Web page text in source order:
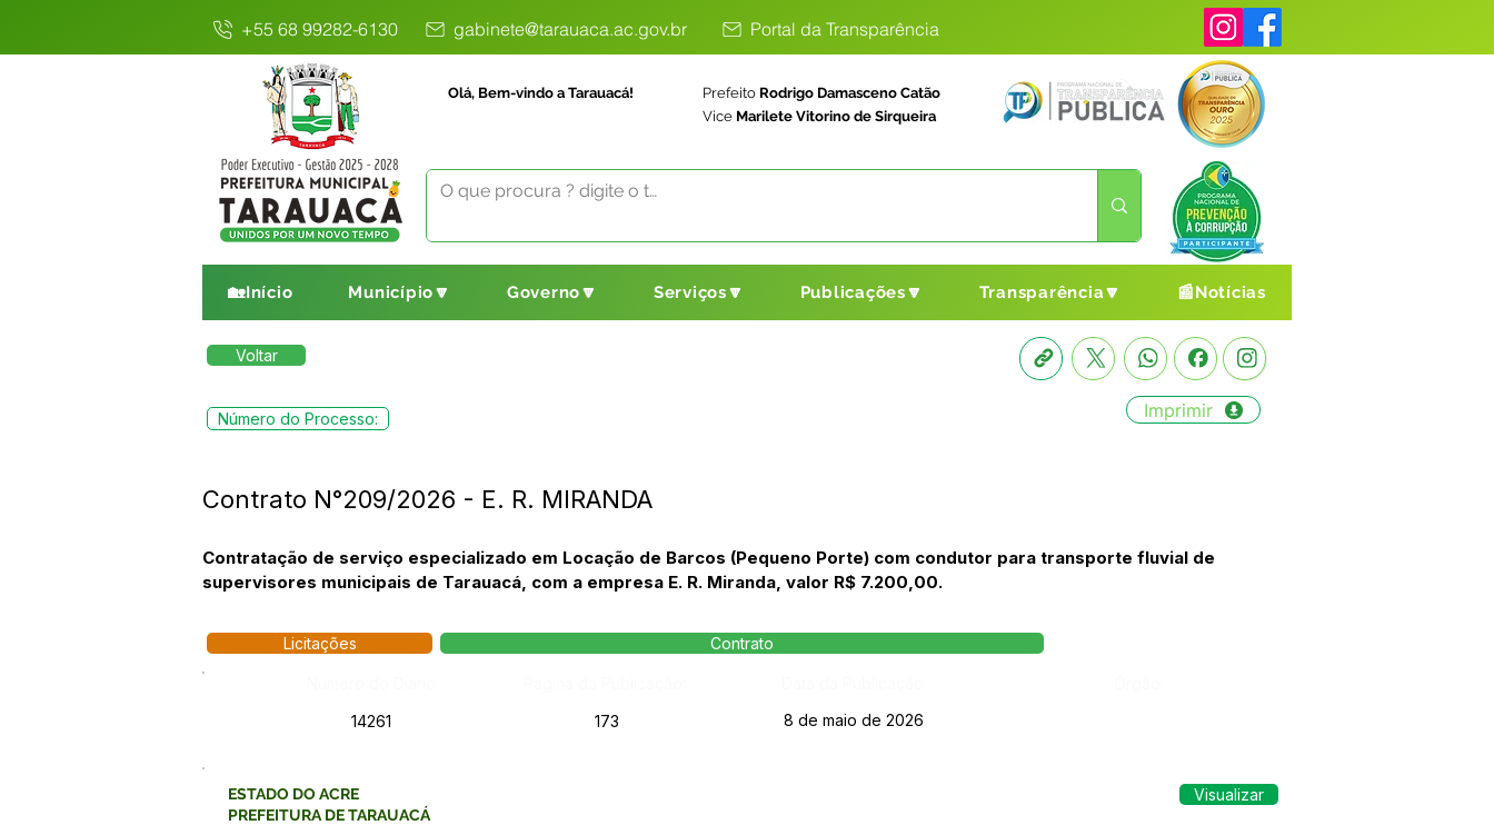
+55 68 99282-6130 gabinete@tarauaca.ac.gov.br Portal da Transparência
Olá, Bem-vindo a Tarauacá! Prefeito Rodrigo Damasceno Catão
Vice Marilete Vitorino de Sirqueira
🏡Início Município🔽 Governo🔽 Serviços🔽 Publicações🔽 Transparência🔽 📰Notícias
Voltar
Número do Processo: Imprimir
Contrato N°209/2026 - E. R. MIRANDA
Contratação de serviço especializado em Locação de Barcos (Pequeno Porte) com condutor para transporte fluvial de
supervisores municipais de Tarauacá, com a empresa E. R. Miranda, valor R$ 7.200,00.
Licitações Contrato
14261
173 8 de maio de 2026
ESTADO DO ACRE
PREFEITURA DE TARAUACÁ
Visualizar